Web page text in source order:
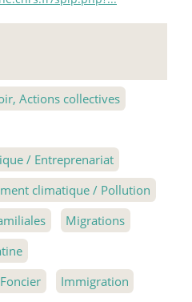
Actions collectives
/ Entreprenariat
climatique / Pollution
Migrations
Foncier
Immigration